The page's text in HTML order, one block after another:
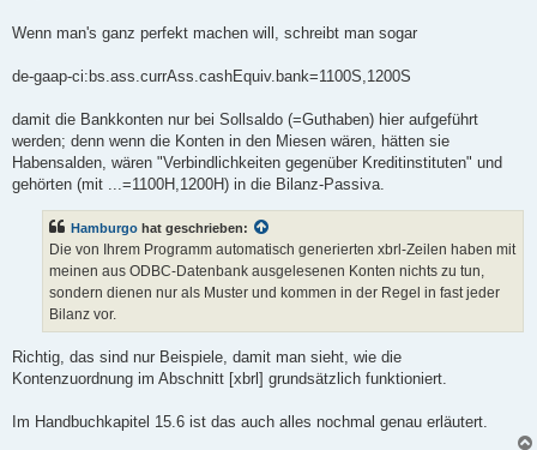
Wenn man's ganz perfekt machen will, schreibt man sogar
de-gaap-ci:bs.ass.currAss.cashEquiv.bank=1100S,1200S
damit die Bankkonten nur bei Sollsaldo (=Guthaben) hier aufgeführt
werden; denn wenn die Konten in den Miesen wären, hätten sie
Habensalden, wären "Verbindlichkeiten gegenüber Kreditinstituten" und
gehörten (mit ...=1100H,1200H) in die Bilanz-Passiva.
Hamburgo hat geschrieben:
Die von Ihrem Programm automatisch generierten xbrl-Zeilen haben mit
meinen aus ODBC-Datenbank ausgelesenen Konten nichts zu tun,
sondern dienen nur als Muster und kommen in der Regel in fast jeder
Bilanz vor.
Richtig, das sind nur Beispiele, damit man sieht, wie die
Kontenzuordnung im Abschnitt [xbrl] grundsätzlich funktioniert.
Im Handbuchkapitel 15.6 ist das auch alles nochmal genau erläutert.